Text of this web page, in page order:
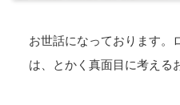
お世話になっております。
は、とかく真面目に考える